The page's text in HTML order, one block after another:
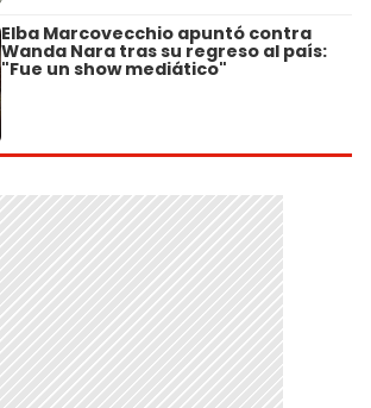
Elba Marcovecchio apuntó contra
Wanda Nara tras su regreso al país:
"Fue un show mediático"